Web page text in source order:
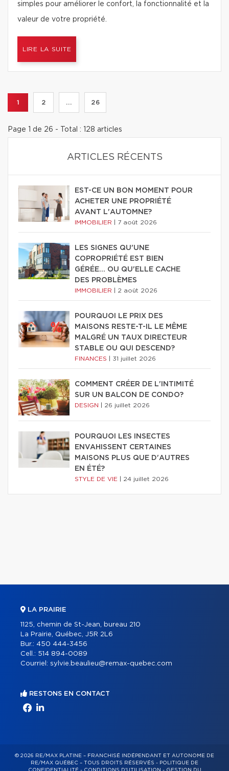
simples pour améliorer le confort, la fonctionnalité et la
valeur de votre propriété.
LIRE LA SUITE
1 2 ... 26
Page 1 de 26 - Total : 128 articles
ARTICLES RÉCENTS
EST-CE UN BON MOMENT POUR
ACHETER UNE PROPRIÉTÉ
AVANT L'AUTOMNE?
IMMOBILIER 7 août 2026
LES SIGNES QU'UNE
COPROPRIÉTÉ EST BIEN
GÉRÉE… OU QU'ELLE CACHE
DES PROBLÈMES
IMMOBILIER 2 août 2026
POURQUOI LE PRIX DES
MAISONS RESTE-T-IL LE MÊME
MALGRÉ UN TAUX DIRECTEUR
STABLE OU QUI DESCEND?
FINANCES 31 juillet 2026
COMMENT CRÉER DE L'INTIMITÉ
SUR UN BALCON DE CONDO?
DESIGN 26 juillet 2026
POURQUOI LES INSECTES
ENVAHISSENT CERTAINES
MAISONS PLUS QUE D'AUTRES
EN ÉTÉ?
STYLE DE VIE 24 juillet 2026
LA PRAIRIE
1125, chemin de St-Jean, bureau 210
La Prairie, Québec, J5R 2L6
Bur.: 450 444-3456
Cell.: 514 894-0089
Courriel: sylvie.beaulieu@remax-quebec.com
RESTONS EN CONTACT
© 2026 RE/MAX PLATINE – FRANCHISÉ INDÉPENDANT ET AUTONOME DE
RE/MAX QUÉBEC – TOUS DROITS RÉSERVÉS - POLITIQUE DE
CONFIDENTIALITÉ- CONDITIONS D'UTILISATION - GESTION DU